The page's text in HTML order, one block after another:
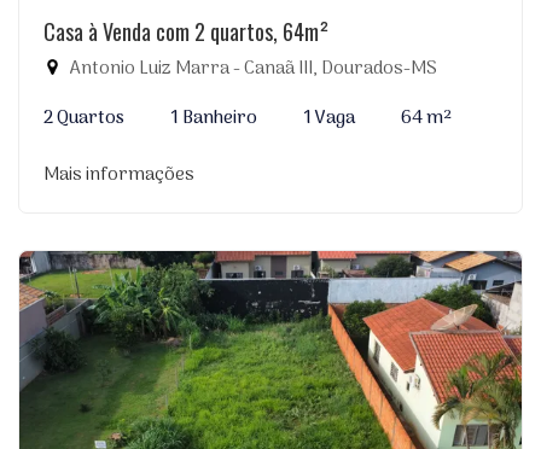
Casa à Venda com 2 quartos, 64m²
Antonio Luiz Marra - Canaã III, Dourados-MS
2 Quartos
1 Banheiro 1 Vaga
64 m²
Mais informações